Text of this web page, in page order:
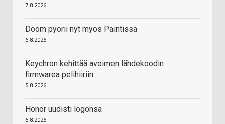
7.8.2026
Doom pyörii nyt myös Paintissa
6.8.2026
Keychron kehittää avoimen lähdekoodin
firmwarea pelihiiriin
5.8.2026
Honor uudisti logonsa
5.8.2026